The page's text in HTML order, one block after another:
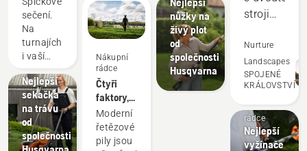
sečení
na DP
World
Tour
sečení.
Na
turnajích
i vaší
Nákupní
Nejlepší
sekačka
na trávu
od
společnosti
Nákupní
rádce
Čtyři
faktory,
které
byste
měli
Moderní
řetězové
pily jsou
nůžky na
živý plot
od
společnosti
Husqvarna
stroji
oblastech
je
předčí.
nám
peníze
a čas
Nurture
Landscapes
SPOJENÉ
KRÁLOVSTVÍ
rádce
Nejlepší
vyžínače